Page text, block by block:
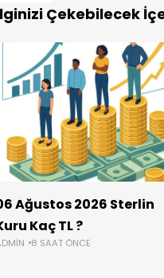
Çekebilecek
Ağustos 2026 Sterlin
Kaç TL ?
8 SAAT ÖNCE